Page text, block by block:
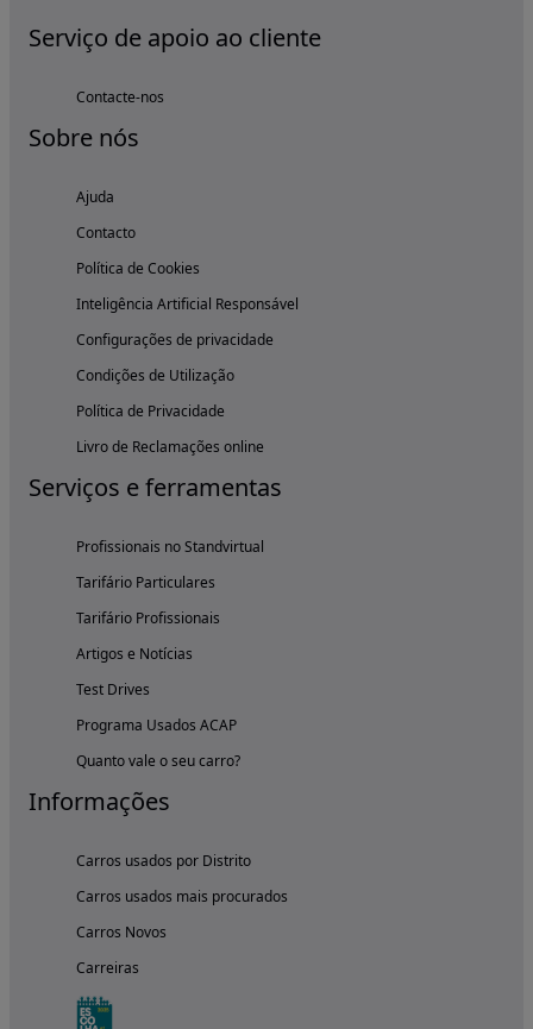
Serviço de apoio ao cliente
Contacte-nos
Sobre nós
Ajuda
Contacto
Política de Cookies
Inteligência Artificial Responsável
Configurações de privacidade
Condições de Utilização
Política de Privacidade
Livro de Reclamações online
Serviços e ferramentas
Profissionais no Standvirtual
Tarifário Particulares
Tarifário Profissionais
Artigos e Notícias
Test Drives
Programa Usados ACAP
Quanto vale o seu carro?
Informações
Carros usados por Distrito
Carros usados mais procurados
Carros Novos
Carreiras